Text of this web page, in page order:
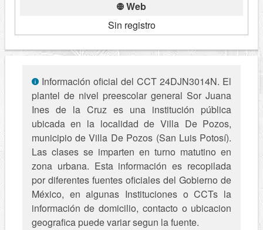
Web
Sin registro
Información oficial del CCT 24DJN3014N. El
plantel de nivel preescolar general Sor Juana
Ines de la Cruz es una institución pública
ubicada en la localidad de Villa De Pozos,
municipio de Villa De Pozos (San Luis Potosí).
Las clases se imparten en turno matutino en
zona urbana. Esta información es recopilada
por diferentes fuentes oficiales del Gobierno de
México, en algunas Instituciones o CCTs la
información de domicilio, contacto o ubicacion
geografica puede variar segun la fuente.